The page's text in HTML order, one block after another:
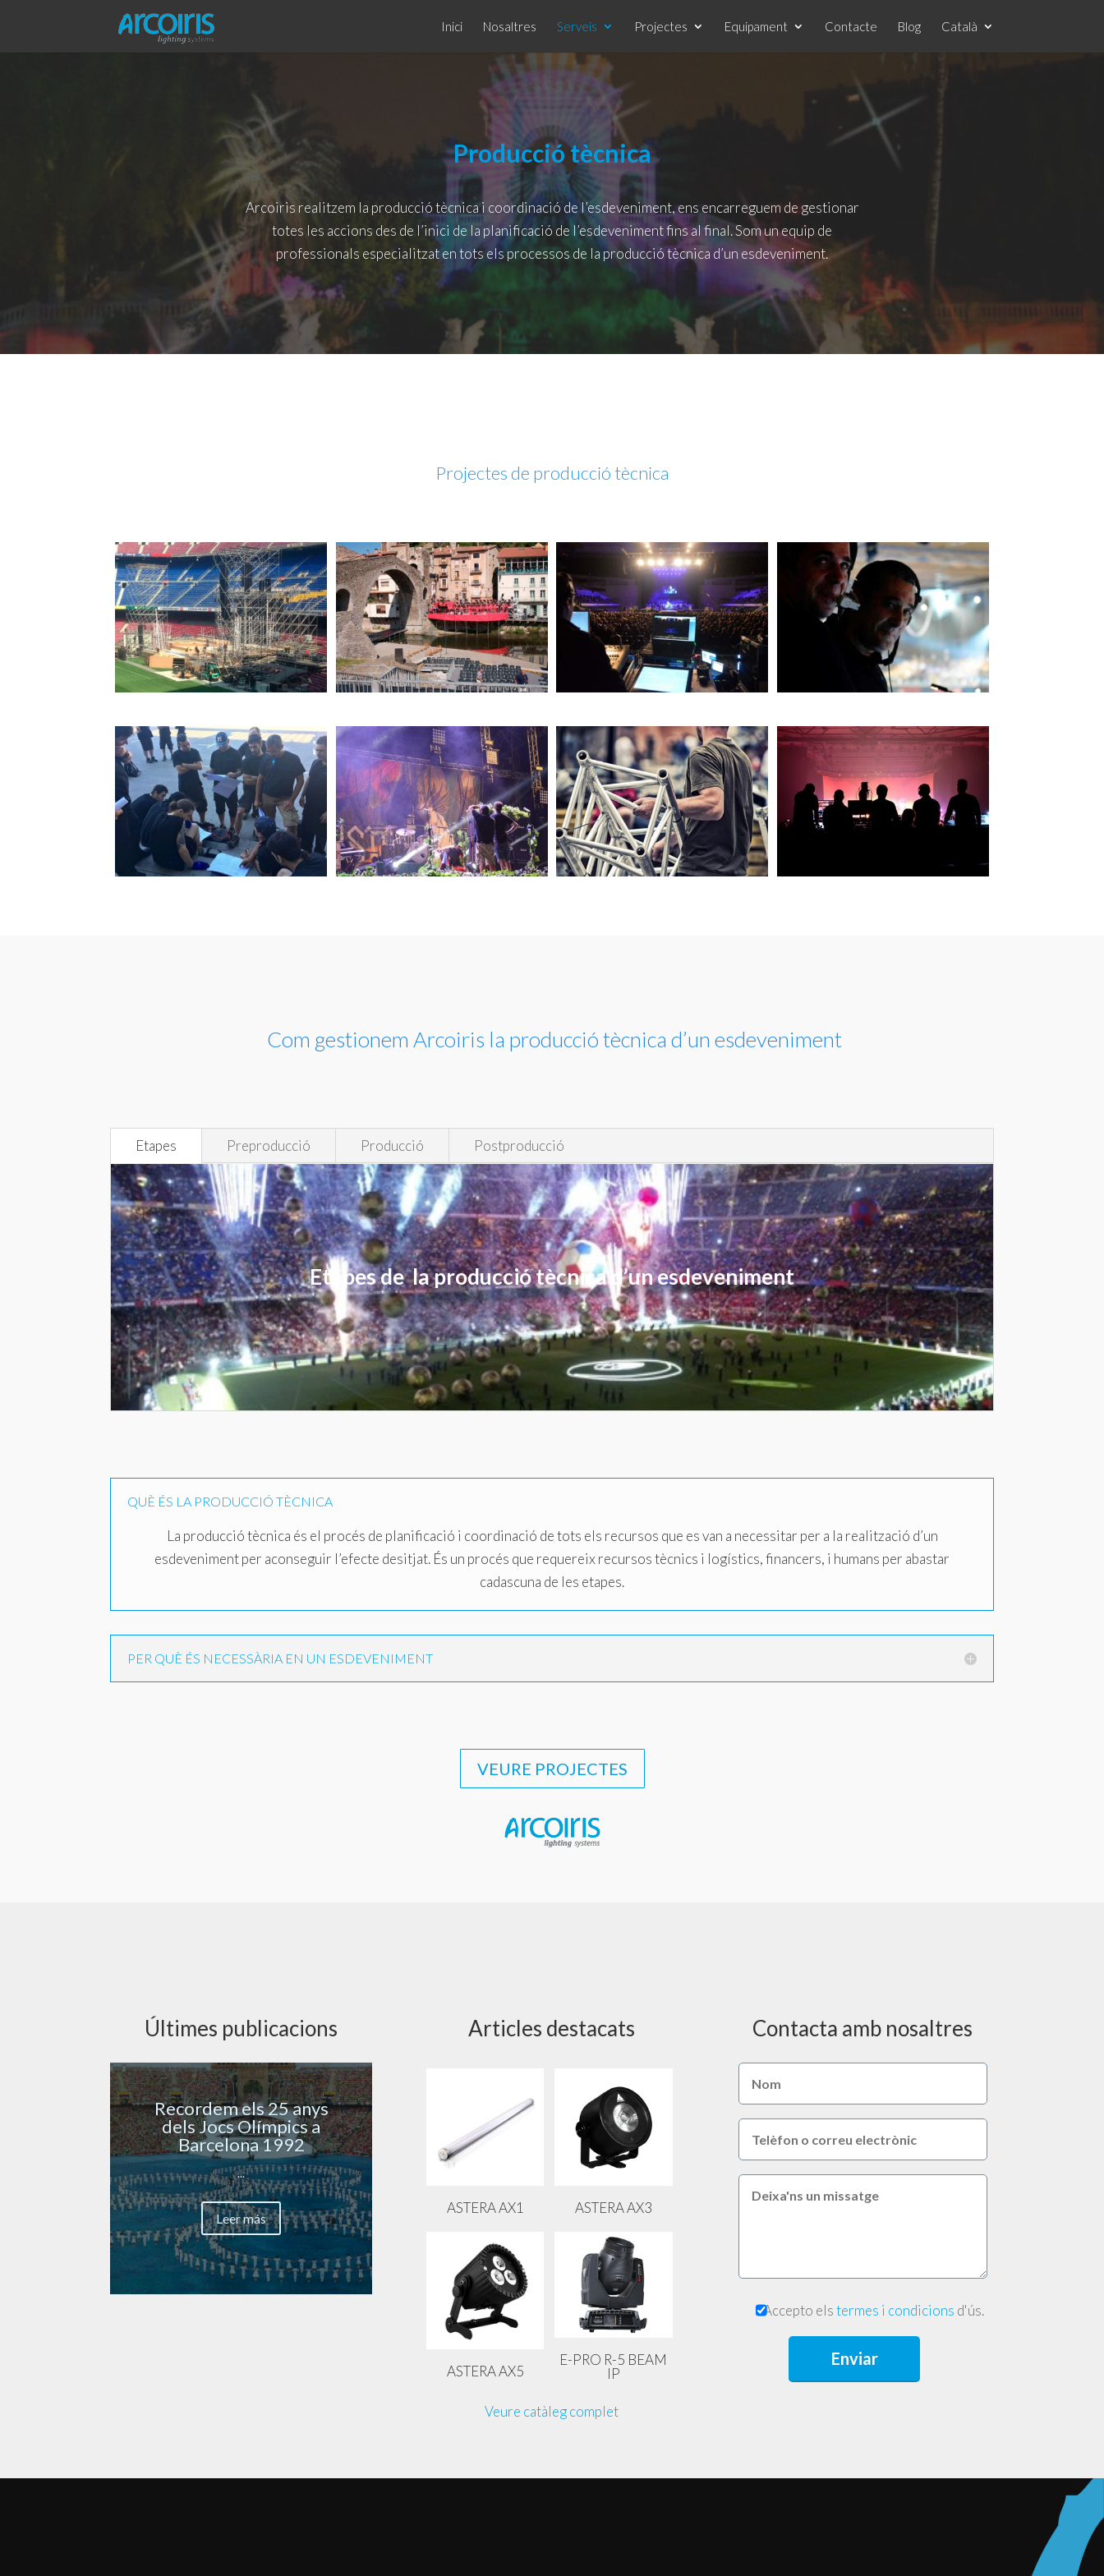
Inici Nosaltres Serveis Projectes Equipament Contacte Blog Català
Producció tècnica
Arcoiris realitzem la producció tècnica i coordinació de l’esdeveniment, ens encarreguem de gestionar
totes les accions des de l’inici de la planificació de l’esdeveniment fins al final. Som un equip de
professionals especialitzat en tots els processos de la producció tècnica d’un esdeveniment.
Projectes de producció tècnica
Com gestionem Arcoiris la producció tècnica d’un esdeveniment
Etapes Preproducció Producció Postproducció
Etapes de la producció tècnica d’un esdeveniment
QUÈ ÉS LA PRODUCCIÓ TÈCNICA
La producció tècnica és el procés de planificació i coordinació de tots els recursos que es van a necessitar per a la realització d’un
esdeveniment per aconseguir l’efecte desitjat. És un procés que requereix recursos tècnics i logístics, financers, i humans per abastar
cadascuna de les etapes.
PER QUÈ ÉS NECESSÀRIA EN UN ESDEVENIMENT
VEURE PROJECTES
Últimes publicacions
Mòbils en els concerts.
¿Ètica o negoci?
...
Leer más
Articles destacats
ASTERA AX1 ASTERA AX3
ASTERA AX5
E-PRO R-5 BEAM
IP
Veure catàleg complet
Contacta amb nosaltres
Accepto elstermes i condicions d'ús.